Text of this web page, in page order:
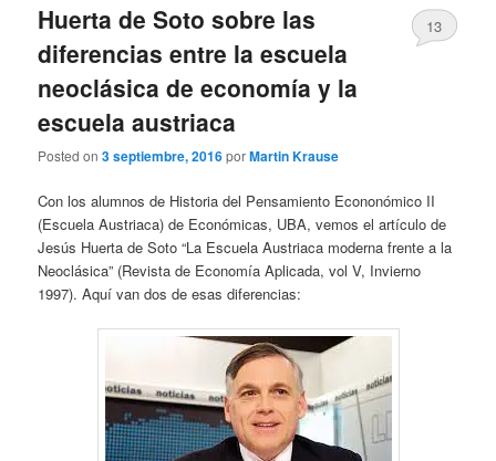
Huerta de Soto sobre las
diferencias entre la escuela
neoclásica de economía y la
escuela austriaca
Posted on3 septiembre, 2016porMartin Krause
13
Con los alumnos de Historia del Pensamiento Econonómico II
(Escuela Austriaca) de Económicas, UBA, vemos el artículo de
Jesús Huerta de Soto “La Escuela Austriaca moderna frente a la
Neoclásica” (Revista de Economía Aplicada, vol V, Invierno
1997). Aquí van dos de esas diferencias: